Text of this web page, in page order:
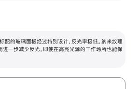
标配的玻璃面板经过特别设计，反光率极低。纳米纹理
进一步减少反光，即使在高亮光源的工作场所也能保